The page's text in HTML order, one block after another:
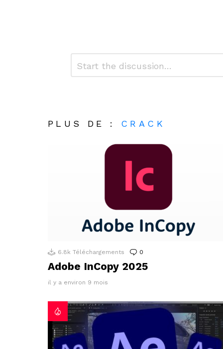
PLUS DE : CRACK
6.8k Téléchargements 0
Adobe InCopy 2025
il y a environ 9 mois